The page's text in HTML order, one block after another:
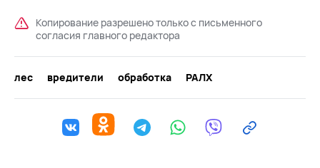
Копирование разрешено только с письменного
согласия главного редактора
лес вредители обработка РАЛХ